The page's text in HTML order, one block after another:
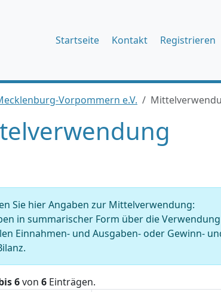
Startseite Kontakt Registrieren
Vorpommern e.V.
Sie hier Angaben zur Mittelverwendung:
in summarischer Form über die
Einnahmen- und Ausgaben- oder Gewinn-
6von 6 Einträgen.